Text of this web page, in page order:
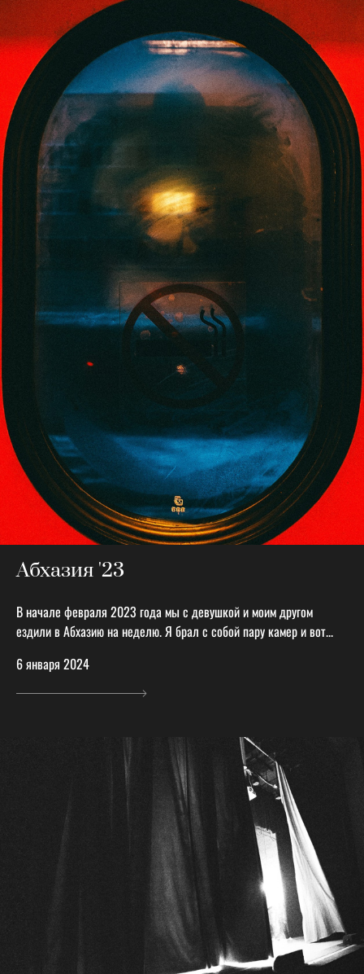
Абхазия '23
В начале февраля 2023 года мы с девушкой и моим другом
ездили в Абхазию на неделю. Я брал с собой пару камер и вот...
6 января 2024